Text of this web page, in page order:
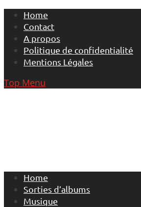
Skip
content
Home
Contact
A propos
Politique de confidentialité
Mentions Légales
Top Menu
Home
Sorties d’albums
Musique